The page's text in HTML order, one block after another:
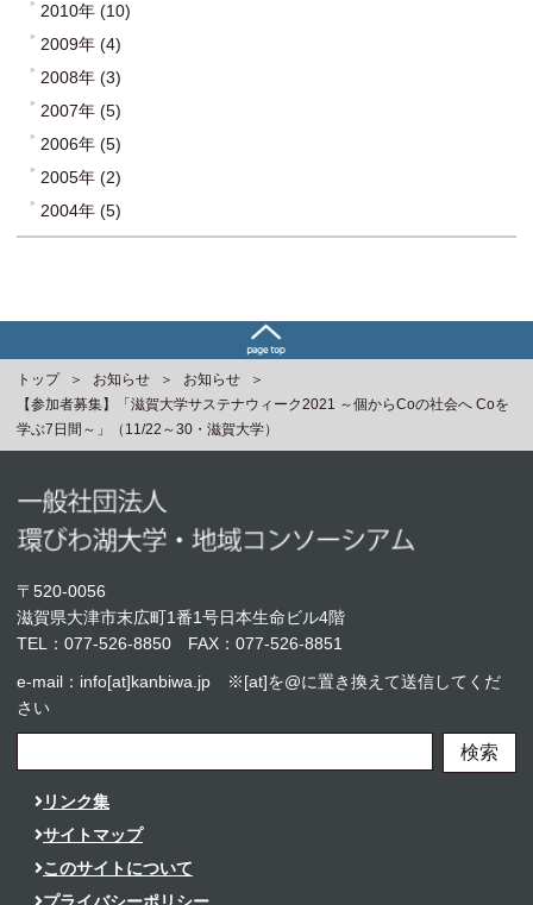
2010年 (10)
2009年 (4)
2008年 (3)
2007年 (5)
2006年 (5)
2005年 (2)
2004年 (5)
トップ お知らせ
お知らせ
【参加者募集】「滋賀大学サステナウィーク2021 ～個からCoの社会へ Coを
学ぶ7日間～」（11/22～30・滋賀大学）
〒520-0056
滋賀県大津市末広町1番1号日本生命ビル4階
TEL： 077-526-8850 FAX：077-526-8851
e-mail：info[at]kanbiwa.jp ※[at]を@に置き換えて送信してくだ
さい
検索
リンク集
サイトマップ
このサイトについて